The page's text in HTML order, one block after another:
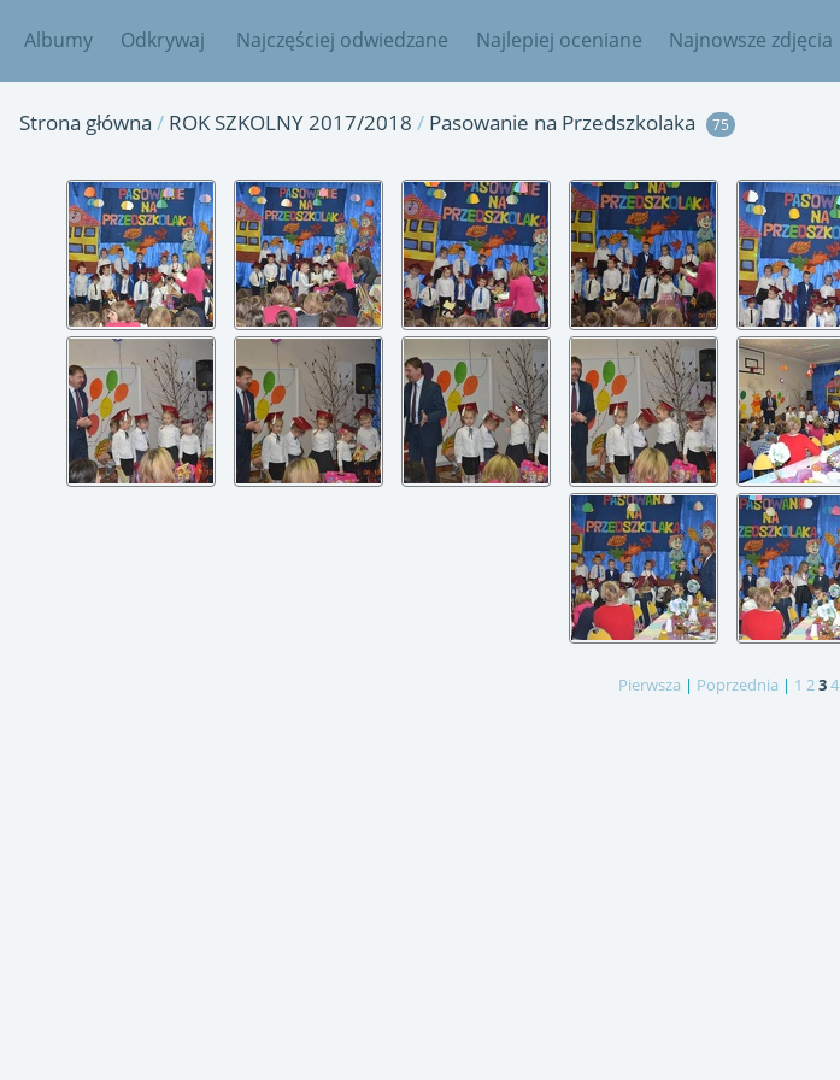
Albumy Odkrywaj Najczęściej odwiedzane Najlepiej oceniane Najnowsze zdjęcia
Strona główna / ROK SZKOLNY 2017/2018 / Pasowanie na Przedszkolaka 75
Pierwsza | Poprzednia | 1 234